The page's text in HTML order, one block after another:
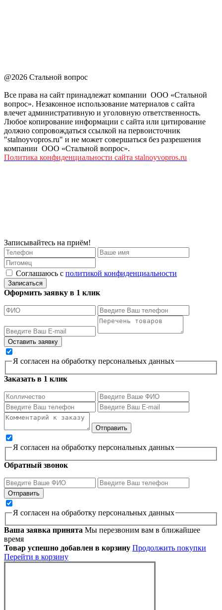
@2026 Стальной вопрос
Все права на сайт принадлежат компании ООО «Стальной
вопрос». Незаконное использование материалов с сайта
влечет административную и уголовную ответственность.
Любое копирование информации с сайта или цитирование
должно сопровождаться ссылкой на первоисточник
"stalnoyvopros.ru" и не может совершаться без разрешения
компании ООО «Стальной вопрос».
Политика конфиденциальности сайта stalnoyvopros.ru
Записывайтесь на приём!
Соглашаюсь с политикой конфиденциальности
Записаться
Оформить заявку в 1 клик
Я согласен на обработку персональных данных
Заказать в 1 клик
Я согласен на обработку персональных данных
Обратный звонок
Я согласен на обработку персональных данных
Ваша заявка принята Мы перезвоним вам в ближайшее
время
Товар успешно добавлен в корзину Продолжить покупки
Перейти в корзину